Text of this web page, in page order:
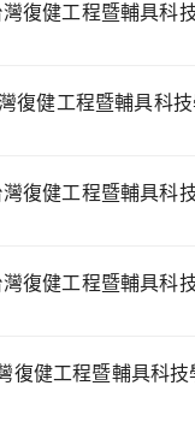
灣復健工程暨輔具科
復健工程暨輔具科
灣復健工程暨輔具科
灣復健工程暨輔具科
復健工程暨輔具科技